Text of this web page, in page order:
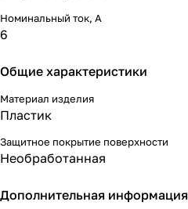
выключатель выглядит уместно в
любом интерьере как стильный
Номинальный ток, А
6
Общие характеристики
Материал изделия
Пластик
Защитное покрытие поверхности
Необработанная
Дополнительная информация